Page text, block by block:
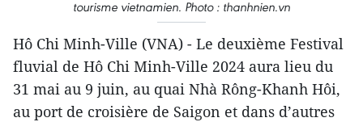
tourisme vietnamien. Photo : thanhnien.vn
Hô Chi Minh-Ville (VNA) - Le deuxième Festival
fluvial de Hô Chi Minh-Ville 2024 aura lieu du
31 mai au 9 juin, au quai Nhà Rông-Khanh Hôi,
au port de croisière de Saigon et dans d’autres